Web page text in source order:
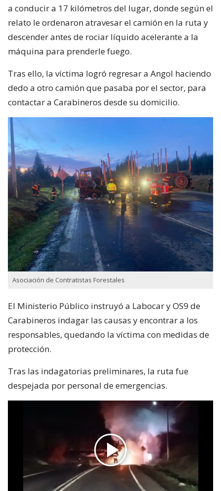
a conducir a 17 kilómetros del lugar, donde según el
relato le ordenaron atravesar el camión en la ruta y
descender antes de rociar líquido acelerante a la
máquina para prenderle fuego.
Tras ello, la víctima logró regresar a Angol haciendo
dedo a otro camión que pasaba por el sector, para
contactar a Carabineros desde su domicilio.
Asociación de Contratistas Forestales
El Ministerio Público instruyó a Labocar y OS9 de
Carabineros indagar las causas y encontrar a los
responsables, quedando la víctima con medidas de
protección.
Tras las indagatorias preliminares, la ruta fue
despejada por personal de emergencias.